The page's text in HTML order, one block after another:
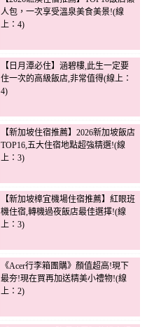
人包，一次享受溫泉美食美景!(線
上：4)
【日月潭必住】涵碧樓,此生一定要
住一次的高級飯店,非常值得(線上：
4)
【新加坡住宿推薦】2026新加坡飯店
TOP16,五大住宿地點超強精選!(線
上：3)
【新加坡樟宜機場住宿推薦】紅眼班
機住宿,轉機過夜飯店最佳選擇!(線
上：3)
《Acer行李箱團購》顏值超高!現下
最夯!現在買再加送精美小禮物!(線
上：2)